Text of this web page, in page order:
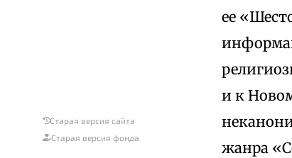
Старая версия сайта
Старая версия фонда
ее
и к
жанра